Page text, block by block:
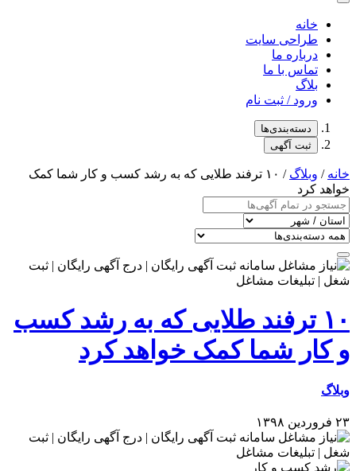
خانه
طراحی سایت
درباره ما
تماس با ما
بلاگ
ورود / ثبت نام
دسته‌بندی‌ها
ثبت آگهی
خانه / وبلاگ
/ ۱۰ ترفند طلایی که به رشد کسب و کار شما کمک
خواهد کرد
۱۰ ترفند طلایی که به رشد کسب
و کار شما کمک خواهد کرد
وبلاگ
۲۳ فروردین ۱۳۹۸